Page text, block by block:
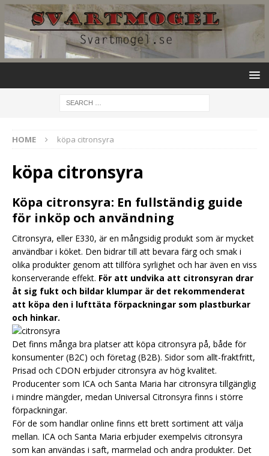
HOME köpa citronsyra
köpa citronsyra
Köpa citronsyra: En fullständig guide
för inköp och användning
Citronsyra, eller E330, är en mångsidig produkt som är mycket
användbar i köket. Den bidrar till att bevara färg och smak i
olika produkter genom att tillföra syrlighet och har även en viss
konserverande effekt. För att undvika att citronsyran drar
åt sig fukt och bildar klumpar är det rekommenderat
att köpa den i lufttäta förpackningar som plastburkar
och hinkar.
Det finns många bra platser att köpa citronsyra på, både för
konsumenter (B2C) och företag (B2B). Sidor som allt-fraktfritt,
Prisad och CDON erbjuder citronsyra av hög kvalitet.
Producenter som ICA och Santa Maria har citronsyra tillgänglig
i mindre mängder, medan Universal Citronsyra finns i större
förpackningar.
För de som handlar online finns ett brett sortiment att välja
mellan. ICA och Santa Maria erbjuder exempelvis citronsyra
som kan användas i saft, marmelad och andra produkter. Det